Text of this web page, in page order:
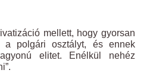
mellett, hogy gyorsan
a polgári osztályt, és ennek
elitet. Enélkül nehéz